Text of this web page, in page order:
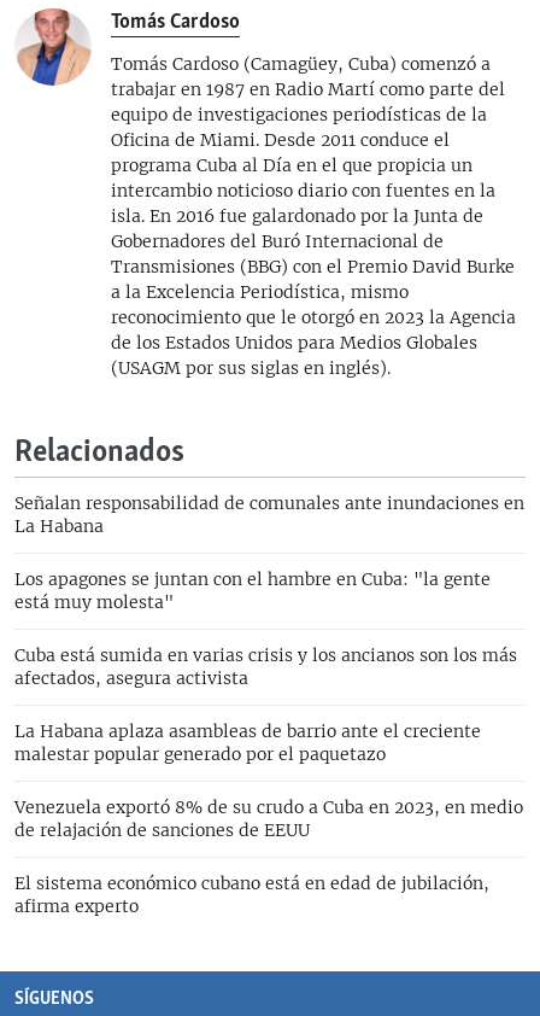
Tomás Cardoso
Tomás Cardoso (Camagüey, Cuba) comenzó a
trabajar en 1987 en Radio Martí como parte del
equipo de investigaciones periodísticas de la
Oficina de Miami. Desde 2011 conduce el
programa Cuba al Día en el que propicia un
intercambio noticioso diario con fuentes en la
isla. En 2016 fue galardonado por la Junta de
Gobernadores del Buró Internacional de
Transmisiones (BBG) con el Premio David Burke
a la Excelencia Periodística, mismo
reconocimiento que le otorgó en 2023 la Agencia
de los Estados Unidos para Medios Globales
(USAGM por sus siglas en inglés).
Relacionados
Señalan responsabilidad de comunales ante inundaciones en
La Habana
Los apagones se juntan con el hambre en Cuba: "la gente
está muy molesta"
Cuba está sumida en varias crisis y los ancianos son los más
afectados, asegura activista
La Habana aplaza asambleas de barrio ante el creciente
malestar popular generado por el paquetazo
Venezuela exportó 8% de su crudo a Cuba en 2023, en medio
de relajación de sanciones de EEUU
El sistema económico cubano está en edad de jubilación,
afirma experto
SÍGUENOS